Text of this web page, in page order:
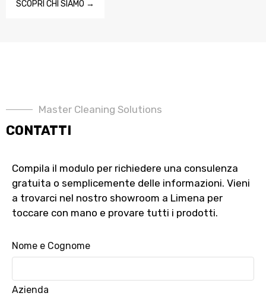
SCOPRI CHI SIAMO →
Master Cleaning Solutions
CONTATTI
Compila il modulo per richiedere una consulenza
gratuita o semplicemente delle informazioni. Vieni
a trovarci nel nostro showroom a Limena per
toccare con mano e provare tutti i prodotti.
Nome e Cognome
Azienda